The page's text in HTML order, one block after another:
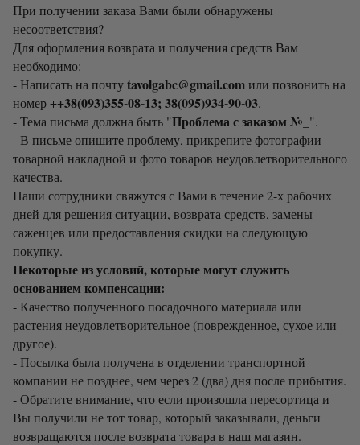
При получении заказа Вами были обнаружены
несоответствия?
Для оформления возврата и получения средств Вам
необходимо:
- Написать на почтуtavolgabc@gmail.comили позвонить на
номер ++38(093)355-08-13; 38(095)934-90-03.
- Тема письма должна быть "Проблема с заказом №_ ".
- В письме опишите проблему, прикрепите фотографии
товарной накладной и фото товаров неудовлетворительного
качества.
Наши сотрудники свяжутся с Вами в течение 2-х рабочих
дней для решения ситуации, возврата средств, замены
саженцев или предоставления скидки на следующую
покупку.
Некоторые из условий, которые могут служить
основанием компенсации:
- Качество полученного посадочного материала или
растения неудовлетворительное (поврежденное, сухое или
другое).
- Посылка была получена в отделении транспортной
компании не позднее, чем через 2 (два) дня после прибытия.
- Обратите внимание, что если произошла пересортица и
Вы получили не тот товар, который заказывали, деньги
возвращаются после возврата товара в наш магазин.